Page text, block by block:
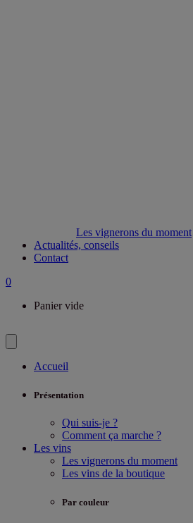
Les vignerons du moment
Actualités, conseils
Contact
0
Panier vide
Accueil
Présentation
Qui suis-je ?
Comment ça marche ?
Les vins
Les vignerons du moment
Les vins de la boutique
Par couleur